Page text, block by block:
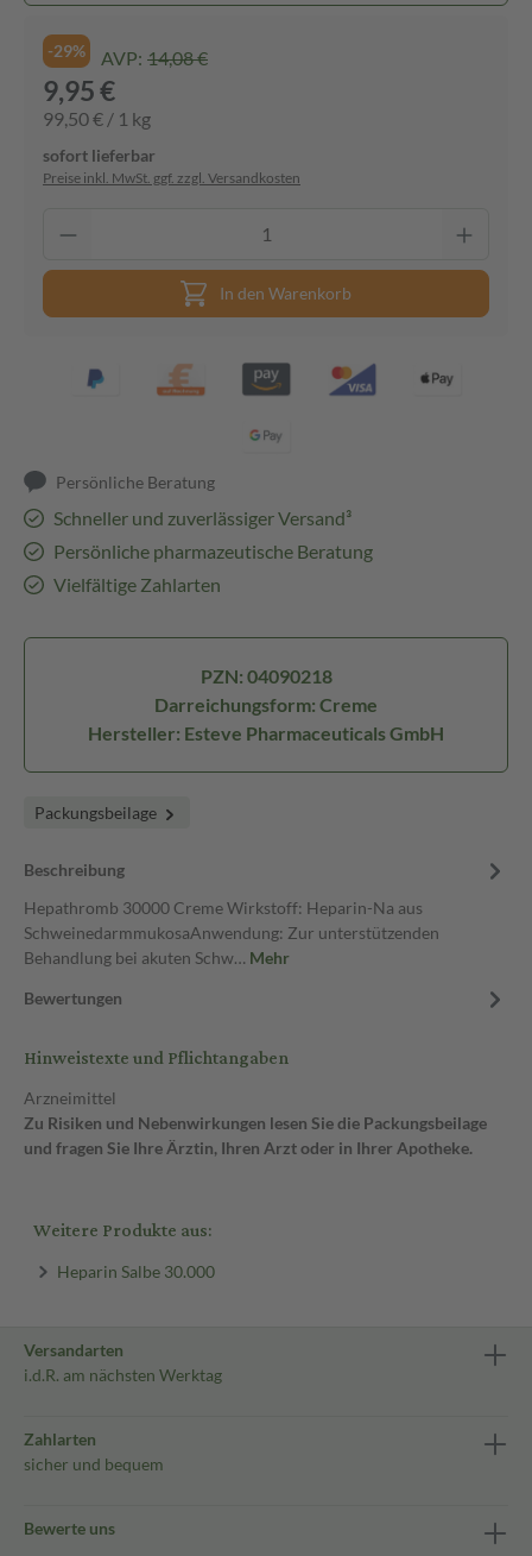
-29% AVP: 14,08 €
9,95 €
99,50 € / 1 kg
sofort lieferbar
Preise inkl. MwSt. ggf. zzgl. Versandkosten
In den Warenkorb
Persönliche Beratung
Schneller und zuverlässiger Versand³
Persönliche pharmazeutische Beratung
Vielfältige Zahlarten
PZN: 04090218
Darreichungsform: Creme
Hersteller: Esteve Pharmaceuticals GmbH
Packungsbeilage
Beschreibung
Hepathromb 30000 Creme Wirkstoff: Heparin-Na aus
SchweinedarmmukosaAnwendung: Zur unterstützenden
Behandlung bei akuten Schw… Mehr
Bewertungen
Hinweistexte und Pflichtangaben
Arzneimittel
Zu Risiken und Nebenwirkungen lesen Sie die Packungsbeilage
und fragen Sie Ihre Ärztin, Ihren Arzt oder in Ihrer Apotheke.
Weitere Produkte aus:
Heparin Salbe 30.000
Versandarten
i.d.R. am nächsten Werktag
Zahlarten
sicher und bequem
Bewerte uns